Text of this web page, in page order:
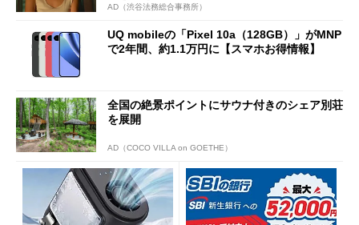
AD（渋谷法務総合事務所）
UQ mobileの「Pixel 10a（128GB）」がMNP
で2年間、約1.1万円に【スマホお得情報】
全国の絶景ポイントにサウナ付きのシェア別荘
を展開
AD（COCO VILLA on GOETHE）